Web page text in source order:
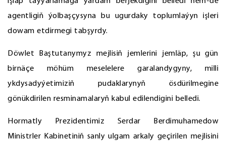
agentligiň ýolbaşçysyna bu ugurdaky toplumlaýyn işleri
dowam etdirmegi tabşyrdy.
Döwlet Baştutanymyz mejlisiň jemlerini jemläp, şu gün
birnäçe möhüm meselelere garalandygyny, milli
ykdysadyýetimiziň pudaklarynyň ösdürilmegine
gönükdirilen resminamalaryň kabul edilendigini belledi.
Hormatly Prezidentimiz Serdar Berdimuhamedow
Ministrler Kabinetiniň sanly ulgam arkaly geçirilen mejlisini